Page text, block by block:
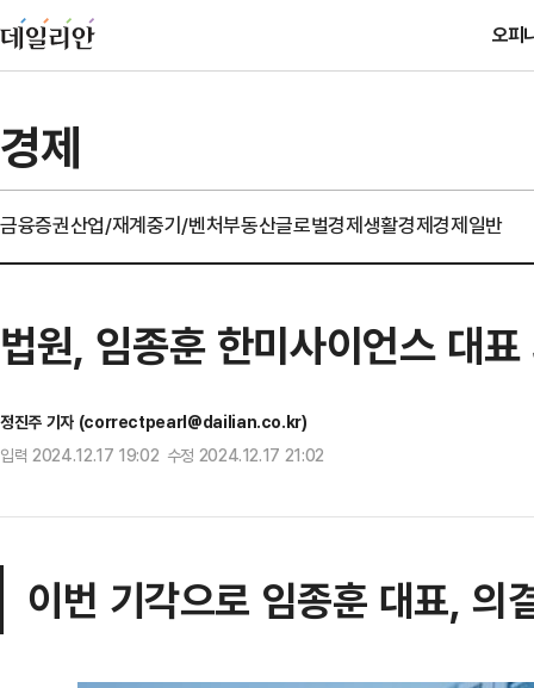
오피
경제
금융증권산업/재계중기/벤처부동산글로벌경제생활경제경제일반
법원, 임종훈 한미사이언스 대
정진주 기자 (correctpearl@dailian.co.kr)
입력 2024.12.17 19:02 수정 2024.12.17 21:02
이번 기각으로 임종훈 대표, 의